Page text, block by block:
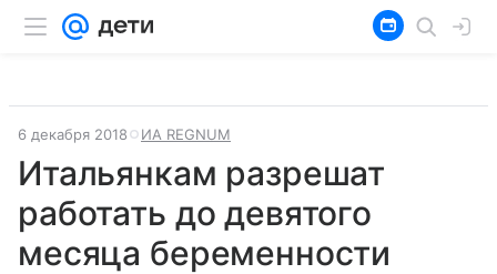
6 декабря 2018 ИА REGNUM
Итальянкам разрешат
работать до девятого
месяца беременности